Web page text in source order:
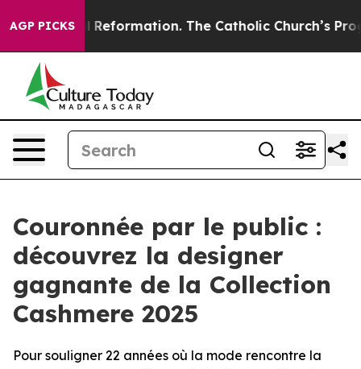
AGP PICKSReformation. The Catholic Church’s
Couronnée par le public :
découvrez la designer
gagnante de la Collection
Cashmere 2025
Pour souligner 22 années où la mode rencontre la